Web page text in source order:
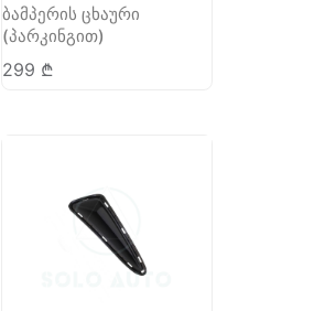
ბამპერის ცხაური
(პარკინგით)
299 ₾